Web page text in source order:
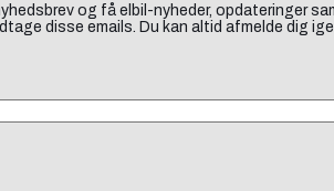
og få elbil-nyheder, opdateringer
disse emails. Du kan altid afmelde dig